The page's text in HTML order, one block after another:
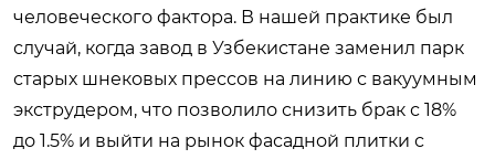
человеческого фактора. В нашей практике был
случай, когда завод в Узбекистане заменил парк
старых шнековых прессов на линию с вакуумным
экструдером, что позволило снизить брак с 18%
до 1.5% и выйти на рынок фасадной плитки с